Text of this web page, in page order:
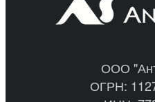
ООО
ОГРН: